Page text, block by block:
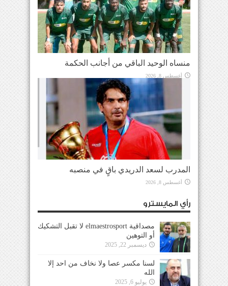
منساه الوحيد الباقي من أجانب الحكمة
أغسطس 8, 2026
المدرب لسعد الدريدي باقٍ في منصبه
أغسطس 8, 2026
رأي المايسترو
مصداقية elmaestrosport لا تقبل التشكيك
أو التوهين
ديسمبر 22, 2025
لسنا مكسر عصا ولا نخاف من احد إلا
الله
يوليو 6, 2025